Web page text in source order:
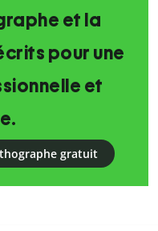
et la
pour une
et
gratuit